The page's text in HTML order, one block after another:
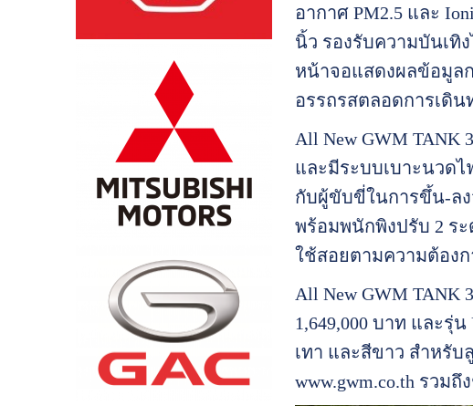
อากาศ PM2.5 และ
นิ้ว รองรับความบันเทิง
หน้าจอแสดงผลข้อมูล
อรรถรสตลอดการเดิน
All New GWM
และมีระบบเบาะนวดไ
กับผู้ขับขี่ในการขึ้น-ลง
พร้อมพนักพิงปรับ 2 ระ
ใช้สอยตามความต้องก
All New GWM
1,649,000 บาท และรุ่
เทา และสีขาว สำหรับ
www.gwm.co.th รวมถึ